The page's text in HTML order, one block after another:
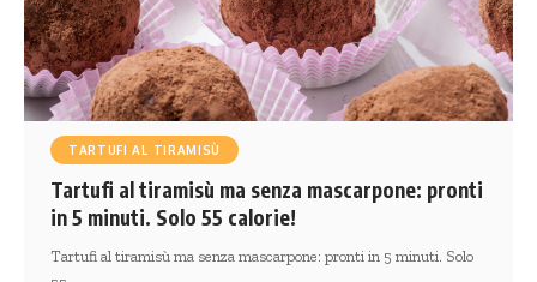
TARTUFI AL TIRAMISÙ
Tartufi al tiramisù ma senza mascarpone: pronti
in 5 minuti. Solo 55 calorie!
Tartufi al tiramisù ma senza mascarpone: pronti in 5 minuti. Solo